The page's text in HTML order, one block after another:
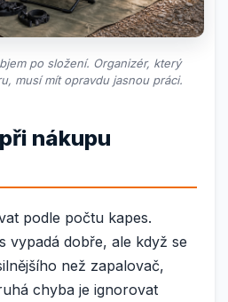
po složení. Organizér, který
musí mít opravdu jasnou práci.
nákupu
podle počtu kapes.
vypadá dobře, ale když se
než zapalovač,
chyba je ignorovat